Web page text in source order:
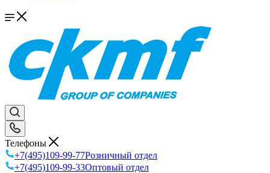
Телефоны
+7(495)109-99-77Розничный отдел
+7(495)109-99-33Оптовый отдел